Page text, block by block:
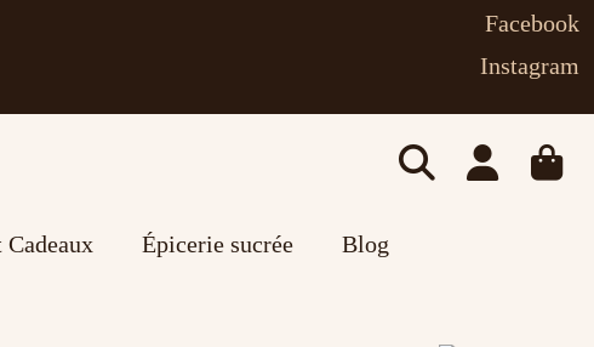
Facebook
Instagram
Épicerie sucrée Blog